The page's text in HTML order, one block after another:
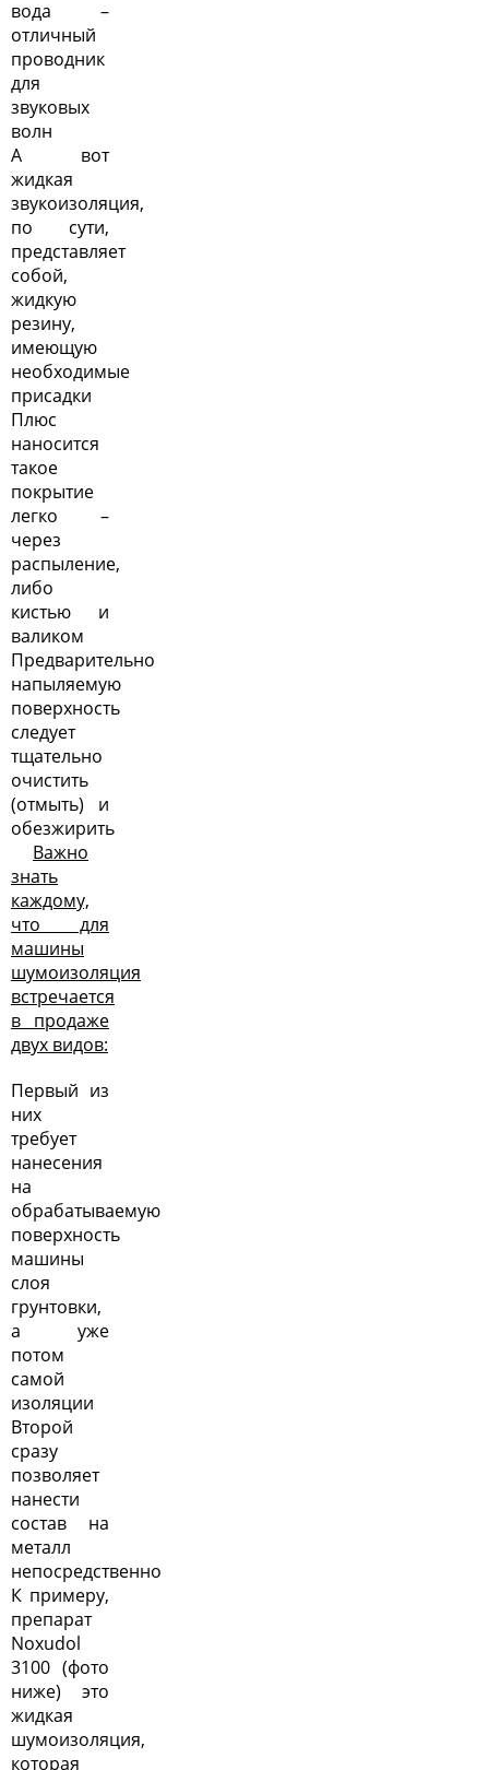
вода –
отличный
проводник
для
звуковых
волн
А вот
жидкая
звукоизоляция,
по сути,
представляет
собой,
жидкую
резину,
имеющую
необходимые
присадки
Плюс
наносится
такое
покрытие
легко –
через
распыление,
либо
кистью и
валиком
Предварительно
напыляемую
поверхность
следует
тщательно
очистить
(отмыть) и
обезжирить
Важно
знать
каждому,
что для
машины
шумоизоляция
встречается
в продаже
двух видов:
Первый из
них
требует
нанесения
на
обрабатываемую
поверхность
машины
слоя
грунтовки,
а уже
потом
самой
изоляции
Второй
сразу
позволяет
нанести
состав на
металл
непосредственно
К примеру,
препарат
Noxudol
3100 (фото
ниже) это
жидкая
шумоизоляция,
которая